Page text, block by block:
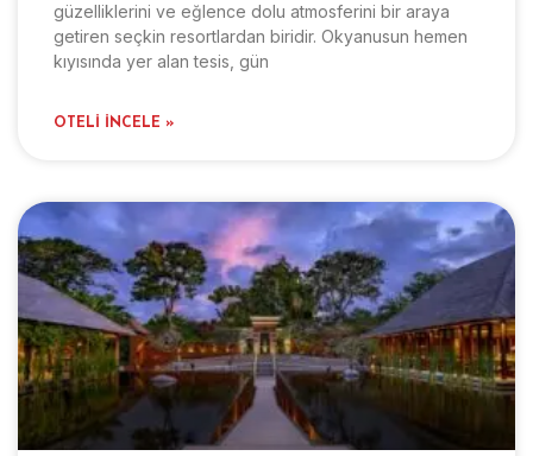
güzelliklerini ve eğlence dolu atmosferini bir araya
getiren seçkin resortlardan biridir. Okyanusun hemen
kıyısında yer alan tesis, gün
OTELI İNCELE »